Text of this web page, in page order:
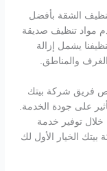
الشقة بأفضل
مواد تنظيف صديقة
يشمل إزالة
الغرف والمناطق.
فريق شركة بيتك
على جودة الخدمة.
توفير خدمة
الخيار الأول لك